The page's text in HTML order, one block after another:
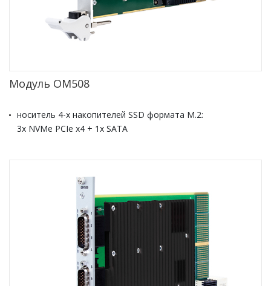
Модуль OM508
носитель 4-х накопителей SSD формата М.2:
3x NVMe PCIe x4 + 1x SATA